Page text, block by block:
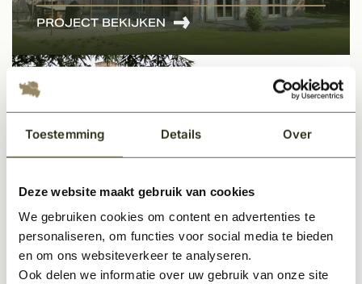
Toestemming Details Over
Deze website maakt gebruik van cookies
We gebruiken cookies om content en advertenties te
personaliseren, om functies voor social media te bieden
en om ons websiteverkeer te analyseren.
Ook delen we informatie over uw gebruik van onze site
PROJECT BEKIJKEN
Nieuwbouw Kempische woning Gendt
PROJECT BEKIJKEN